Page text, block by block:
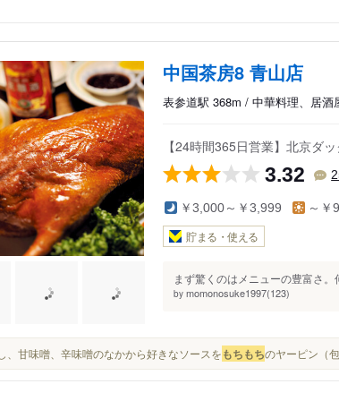
中国茶房8 青山店
表参道駅 368m / 中華料理、居酒
【24時間365日営業】北京ダ
3.32
￥3,000～￥3,999 ～￥
貯まる・使える
まず驚くのはメニューの豊富さ
by momonosuke1997(123)
、甘味噌、辛味噌のなかから好きなソースをもちもちのヤーピン（包